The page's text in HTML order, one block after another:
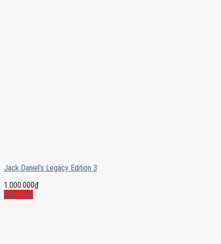
Jack Daniel’s Legacy Edition 3
1.000.000₫
Mua ngay